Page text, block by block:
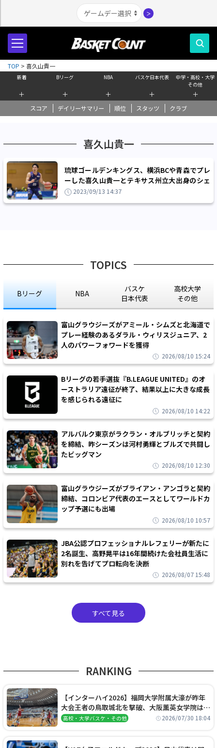
＞
新着
＋
Bリーグ
＋
NBA
＋
バスケ日本代表
＋
中学・高校・大学
その他
＋
スコア デイリーサマリー 順位 スタッツ クラブ
TOP > 喜久山貴一
喜久山貴一
琉球ゴールデンキングス、横浜BCや青森でプレ
ーした喜久山貴一とテキサス州立大出身のシェ
ルビー・アダムスの練習生加入を発表
2023/09/13 14:37
TOPICS
Bリーグ NBA
バスケ
日本代表
高校大学
その他
富山グラウジーズがアミール・シムズと北海道で
プレー経験のあるダラル・ウィリスジュニア、2
人のパワーフォワードを獲得
2026/08/10 15:24
Bリーグの若手選抜『B.LEAGUE UNITED』のオ
ーストラリア遠征が終了、結果以上に大きな成長
を感じられる遠征に
2026/08/10 14:22
アルバルク東京がラクラン・オルブリッチと契約
を締結、昨シーズンは河村勇輝とブルズで共闘し
たビッグマン
2026/08/10 12:30
富山グラウジーズがブライアン・アンゴラと契約
締結、コロンビア代表のエースとしてワールドカ
ップ予選にも出場
2026/08/10 10:57
JBA公認プロフェッショナルレフェリーが新たに
2名誕生、高野晃平は16年間続けた会社員生活に
別れを告げてプロ転向を決断
2026/08/07 15:48
すべて見る
RANKING
【インターハイ2026】福岡大学附属大濠が昨年
大会王者の鳥取城北を撃破、大阪薫英女学院は岐
阜女子に完勝、大会3日目試合結果
高校・大学バスケ・その他 2026/07/30 18:04